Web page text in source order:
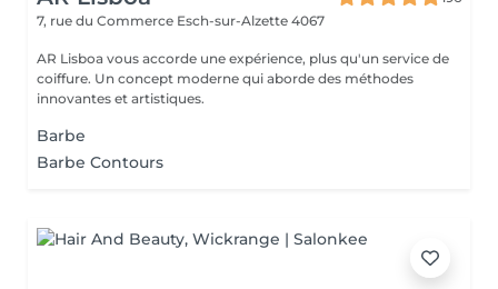
7, rue du Commerce Esch-sur-Alzette 4067
AR Lisboa vous accorde une expérience, plus qu'un service de
coiffure. Un concept moderne qui aborde des méthodes
innovantes et artistiques.
Barbe
Barbe Contours